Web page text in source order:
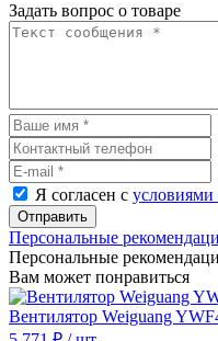
Задать вопрос о товаре
Я согласен с условиями
Отправить
Персональные
Персональные
Вам может понравиться
Вентилятор Weiguang